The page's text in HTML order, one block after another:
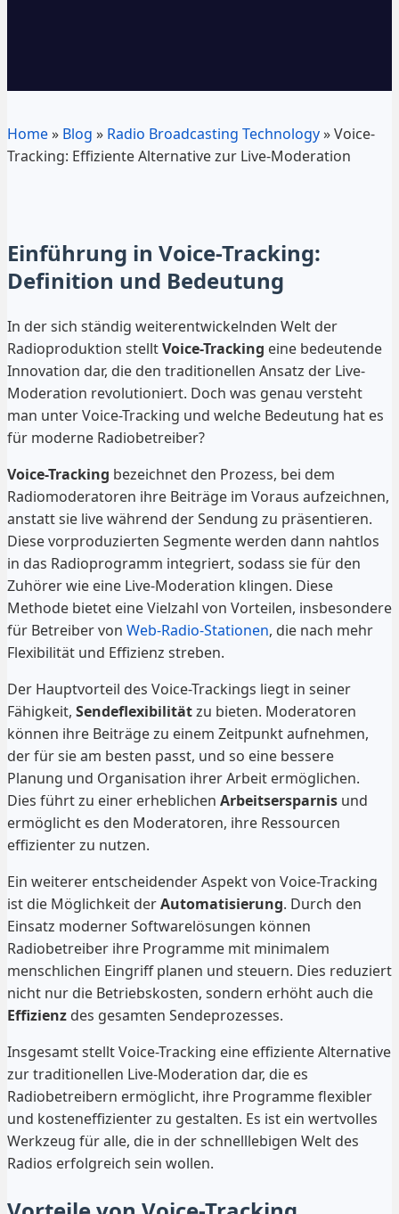
Home» Blog » Radio Broadcasting Technology»Voice-
Tracking: Effiziente Alternative zur Live-Moderation
Einführung in Voice-Tracking:
Definition und Bedeutung
In der sich ständig weiterentwickelnden Welt der
Radioproduktion stelltVoice-Tracking eine bedeutende
Innovation dar, die den traditionellen Ansatz der Live-
Moderation revolutioniert. Doch was genau versteht
man unter Voice-Tracking und welche Bedeutung hat es
für moderne Radiobetreiber?
Voice-Tracking bezeichnet den Prozess, bei dem
Radiomoderatoren ihre Beiträge im Voraus aufzeichnen,
anstatt sie live während der Sendung zu präsentieren.
Diese vorproduzierten Segmente werden dann nahtlos
in das Radioprogramm integriert, sodass sie für den
Zuhörer wie eine Live-Moderation klingen. Diese
Methode bietet eine Vielzahl von Vorteilen, insbesondere
für Betreiber von Web-Radio-Stationen, die nach mehr
Flexibilität und Effizienz streben.
Der Hauptvorteil des Voice-Trackings liegt in seiner
Fähigkeit, Sendeflexibilitätzu bieten. Moderatoren
können ihre Beiträge zu einem Zeitpunkt aufnehmen,
der für sie am besten passt, und so eine bessere
Planung und Organisation ihrer Arbeit ermöglichen.
Dies führt zu einer erheblichen Arbeitsersparnis und
ermöglicht es den Moderatoren, ihre Ressourcen
effizienter zu nutzen.
Ein weiterer entscheidender Aspekt von Voice-Tracking
ist die Möglichkeit derAutomatisierung. Durch den
Einsatz moderner Softwarelösungen können
Radiobetreiber ihre Programme mit minimalem
menschlichen Eingriff planen und steuern. Dies reduziert
nicht nur die Betriebskosten, sondern erhöht auch die
Effizienz des gesamten Sendeprozesses.
Insgesamt stellt Voice-Tracking eine effiziente Alternative
zur traditionellen Live-Moderation dar, die es
Radiobetreibern ermöglicht, ihre Programme flexibler
und kosteneffizienter zu gestalten. Es ist ein wertvolles
Werkzeug für alle, die in der schnelllebigen Welt des
Radios erfolgreich sein wollen.